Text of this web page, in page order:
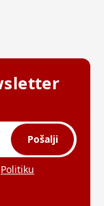
Pošalji
Politiku